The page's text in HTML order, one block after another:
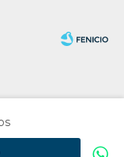
Fenicio